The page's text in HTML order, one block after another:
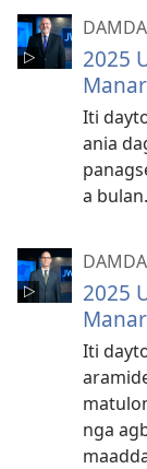
2025
Iti
ania
a bulan.
2025
Iti
nga